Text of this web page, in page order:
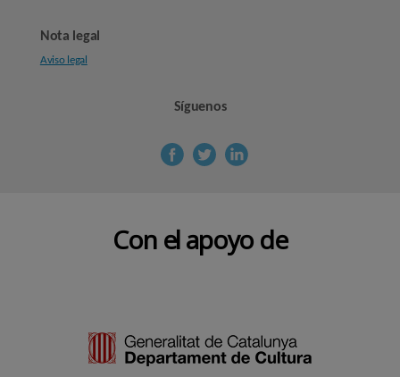
Nota legal
Aviso legal
Síguenos
Con el apoyo de